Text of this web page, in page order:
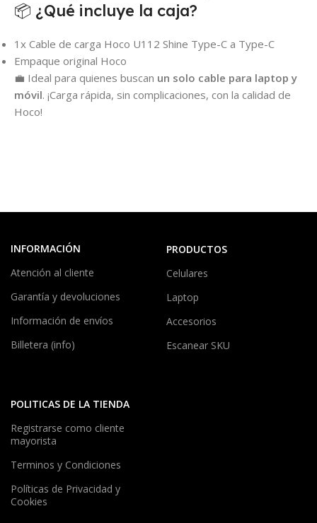
📦 ¿Qué incluye la caja?
1x Cable de carga Hoco U112 Shine Type-C a Type-C
Empaque original Hoco
💼 Ideal para quienes buscan un solo cable para laptop y
móvil. ¡Carga rápida, sin complicaciones, con la calidad de
Hoco!
INFORMACIÓN
Atención al cliente
Garantía y devoluciones
Información de envíos
Billetera (info)
PRODUCTOS
Celulares
Laptop
Accesorios
Escanear SKU
POLITICAS DE LA TIENDA
Registrarse como cliente
mayorista
Terminos y Condiciones
Políticas de Privacidad y
Cookies